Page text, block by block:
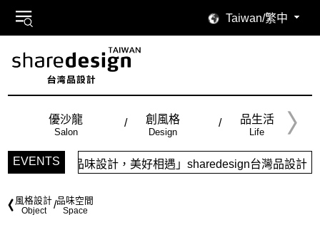
Taiwan/繁中
優沙龍
Salon
創風格
Design
品生活
Life
EVENTS
「品味設計，美好相遇」sharedesign台灣品設計，五大特色
風格設計
Object
品味空間
Space